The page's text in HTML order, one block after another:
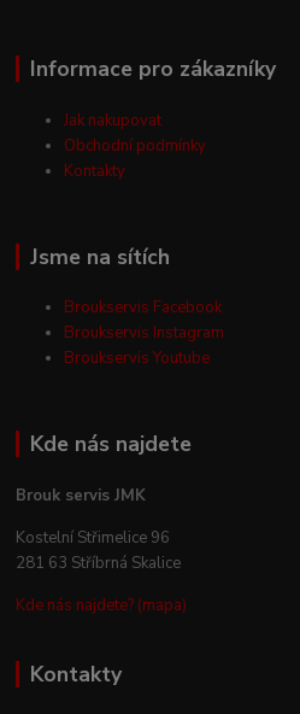
Informace pro zákazníky
Jak nakupovat
Obchodní podmínky
Kontakty
Jsme na sítích
Broukservis Facebook
Broukservis Instagram
Broukservis Youtube
Kde nás najdete
Brouk servis JMK
Kostelní Střimelice 96
281 63 Stříbrná Skalice
Kde nás najdete? (mapa)
Kontakty